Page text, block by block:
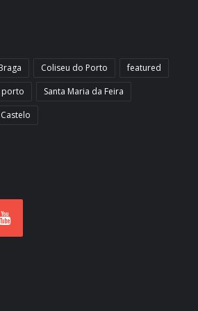
Coliseu do Porto
featured
porto
Santa Maria da Feira